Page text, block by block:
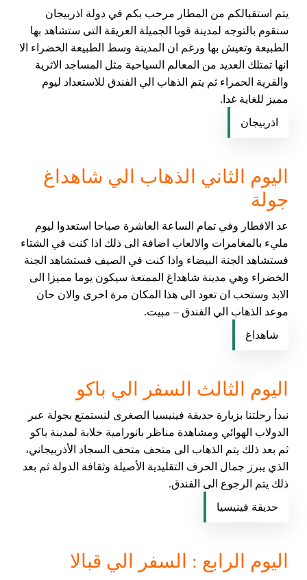
يتم استقبالكم من المطار مرحب بكم في دولة اذربيجان
سنقوم بالتوجه لمدينة قوبا الجميلة العريقة التى ستشاهد بها
الطبيعة وتعيش بها ورغم ان المدينة وسط الطبيعة الخضراء الا
انها تمتلك العديد من المعالم السياحية مثل المساجد الاثرية
والقرية الحمراء ثم يتم الذهاب الي الفندق للاستعداد ليوم
مميز للغاية غدا.
اذربيجان
اليوم الثاني الذهاب الي شاهداغ
جولة
عد الافطار وفي تمام الساعة العاشرة صباحا استعدوا ليوم
مليء بالمغامرات والالعاب اضافة الى ذلك اذا كنت في الشتاء
فستشاهد الجنة البيضاء واذا كنت في الصيف فستشاهد الجنة
الخضراء وهي مدينة شاهداغ الممتعة سيكون يوما مميزا الى
الابد وستحب ان تعود الى هذا المكان مرة اخرى والان حان
موعد الذهاب الي الفندق – مبيت.
شاهداغ
اليوم الثالث السفر الي باكو
نبدأ رحلتنا بزيارة حديقة فينيسيا الصغرى لنستمتع بجولة عبر
الدولاب الهوائي ومشاهدة مناظر بانورامية خلابة لمدينة باكو
ثم بعد ذلك يتم الذهاب الى متحف متحف السجاد الأذربيجاني،
الذي يبرز جمال الحرف التقليدية الأصيلة وثقافة الدولة ثم بعد
ذلك يتم الرجوع الى الفندق.
حديقة فينيسيا
اليوم الرابع : السفر الي قبالا